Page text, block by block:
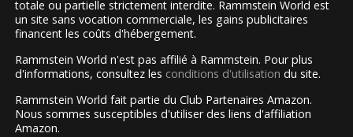
totale ou partielle strictement interdite. Rammstein World est
un site sans vocation commerciale, les gains publicitaires
financent les coûts d'hébergement.
Rammstein World n'est pas affilié à Rammstein. Pour plus
d'informations, consultez les conditions d'utilisation du site.
Rammstein World fait partie du Club Partenaires Amazon.
Nous sommes susceptibles d'utiliser des liens d'affiliation
Amazon.